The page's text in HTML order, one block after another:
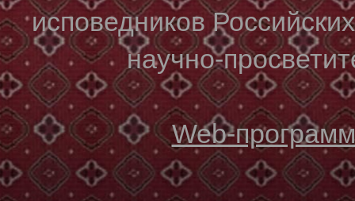
исповедников
научно-
Web-